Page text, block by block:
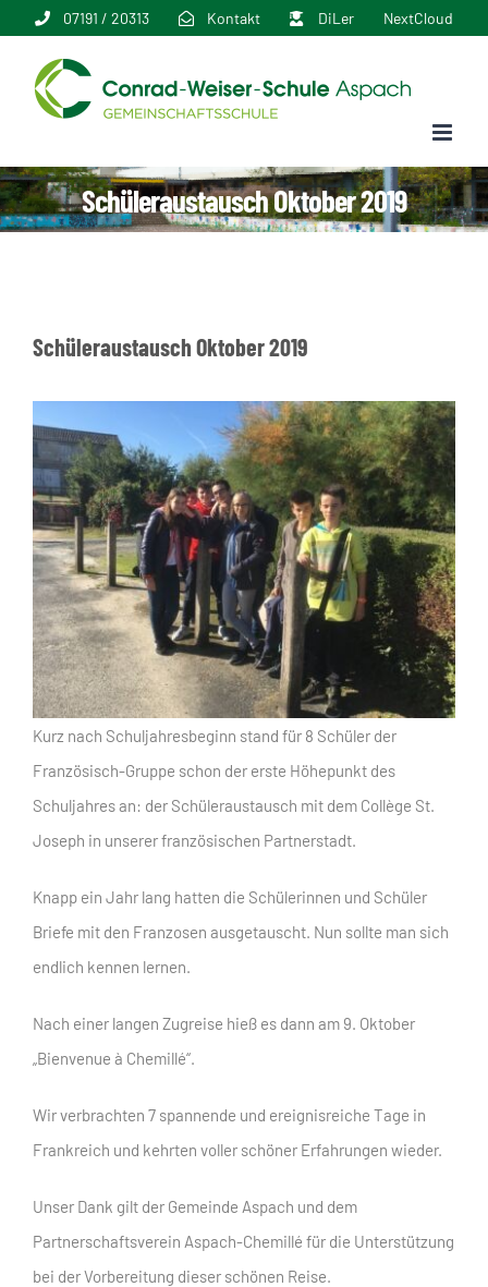
springen
07191 / 20313 Kontakt DiLer NextCloud
Schüleraustausch Oktober 2019
Schüleraustausch Oktober 2019
Kurz nach Schuljahresbeginn stand für 8 Schüler der
Französisch-Gruppe schon der erste Höhepunkt des
Schuljahres an: der Schüleraustausch mit dem Collège St.
Joseph in unserer französischen Partnerstadt.
Knapp ein Jahr lang hatten die Schülerinnen und Schüler
Briefe mit den Franzosen ausgetauscht. Nun sollte man sich
endlich kennen lernen.
Nach einer langen Zugreise hieß es dann am 9. Oktober
„Bienvenue à Chemillé“.
Wir verbrachten 7 spannende und ereignisreiche Tage in
Frankreich und kehrten voller schöner Erfahrungen wieder.
Unser Dank gilt der Gemeinde Aspach und dem
Partnerschaftsverein Aspach-Chemillé für die Unterstützung
bei der Vorbereitung dieser schönen Reise.